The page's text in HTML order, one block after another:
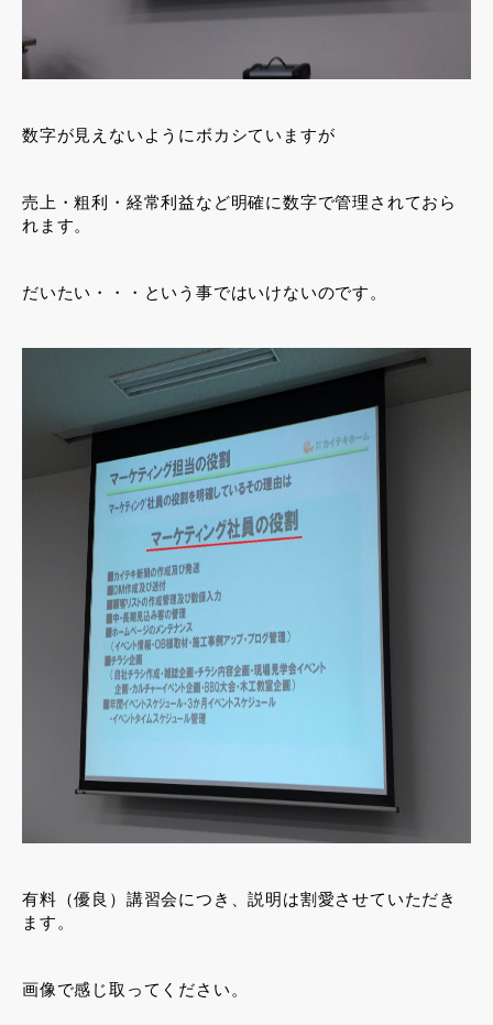
数字が見えないようにボカシていますが
売上・粗利・経常利益など明確に数字で管理されておら
れます。
だいたい・・・という事ではいけないのです。
有料（優良）講習会につき、説明は割愛させていただき
ます。
画像で感じ取ってください。